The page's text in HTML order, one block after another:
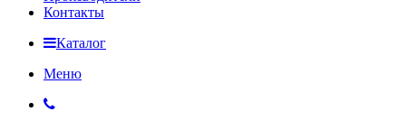
Контакты
Каталог
Меню